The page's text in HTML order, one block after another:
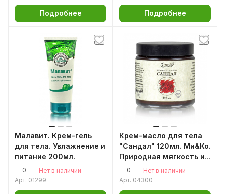
Подробнее Подробнее
Малавит. Крем-гель
для тела. Увлажнение и
питание 200мл.
0
Нет в наличии
Арт. 01299
Крем-масло для тела
"Сандал" 120мл. Ми&Ко.
Природная мягкость и
эластичность
0
Нет в наличии
Арт. 04300